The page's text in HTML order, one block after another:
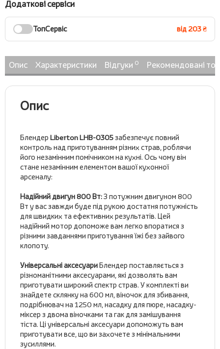
Додаткові сервіси
ТопСервіс від 203 ₴
Опис Характеристики Відгуки 0 Рекомендовані
Опис
Блендер Liberton LHB-0305забезпечує повний
контроль над приготуванням різних страв, роблячи
його незамінним помічником на кухні. Ось чому він
стане незамінним елементом вашої кухонної
арсеналу:
Надійний двигун 800 Вт:З потужним двигуном 800
Вт у вас завжди буде під рукою достатня потужність
для швидких та ефективних результатів. Цей
надійний мотор допоможе вам легко впоратися з
різними завданнями приготування їжі без зайвого
клопоту.
Універсальні аксесуариБлендер поставляється з
різноманітними аксесуарами, які дозволять вам
приготувати широкий спектр страв. У комплекті ви
знайдете склянку на 600 мл, віночок для збивання,
подрібнювач на 1250 мл, насадку для пюре, насадку-
міксер з двома віночками та гак для замішування
тіста. Ці універсальні аксесуари допоможуть вам
приготувати все, що ви захочете з мінімальними
зусиллями.